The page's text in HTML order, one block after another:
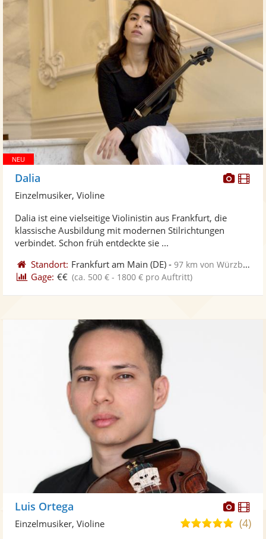
Dalia
Einzelmusiker, Violine
Dalia ist eine vielseitige Violinistin aus Frankfurt, die
klassische Ausbildung mit modernen Stilrichtungen
verbindet. Schon früh entdeckte sie ...
Standort: Frankfurt am Main (DE) -97 km von Würzburg
Gage: €€ (ca. 500 € - 1800 € pro Auftritt)
Luis Ortega
4,8(4)
Einzelmusiker, Violine